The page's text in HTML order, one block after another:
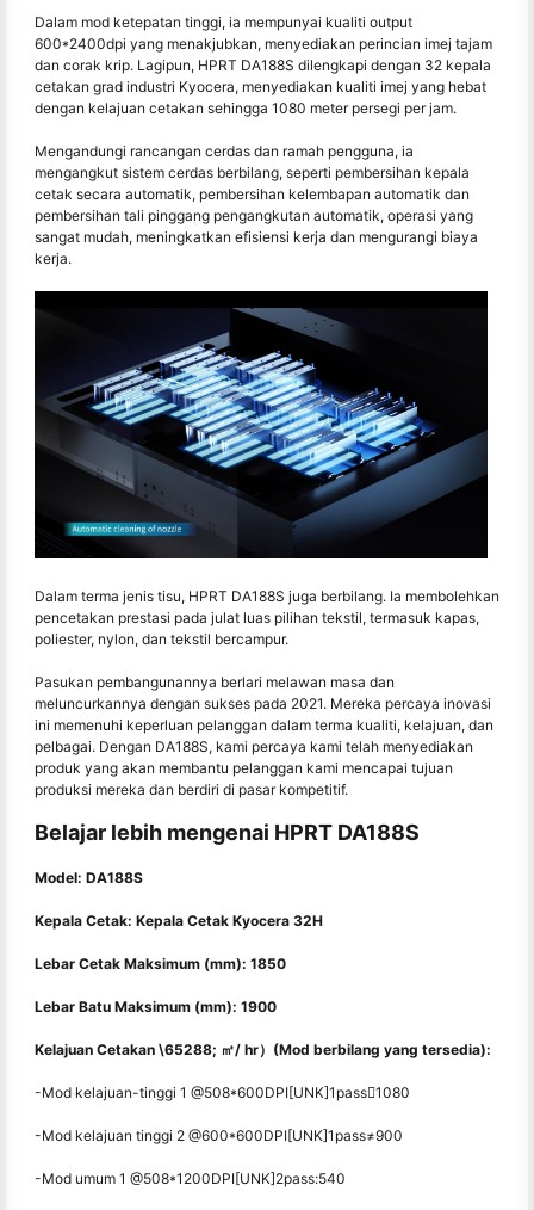
Dalam mod ketepatan tinggi, ia mempunyai kualiti output
600*2400dpi yang menakjubkan, menyediakan perincian imej tajam
dan corak krip. Lagipun, HPRT DA188S dilengkapi dengan 32 kepala
cetakan grad industri Kyocera, menyediakan kualiti imej yang hebat
dengan kelajuan cetakan sehingga 1080 meter persegi per jam.
Mengandungi rancangan cerdas dan ramah pengguna, ia
mengangkut sistem cerdas berbilang, seperti pembersihan kepala
cetak secara automatik, pembersihan kelembapan automatik dan
pembersihan tali pinggang pengangkutan automatik, operasi yang
sangat mudah, meningkatkan efisiensi kerja dan mengurangi biaya
kerja.
Dalam terma jenis tisu, HPRT DA188S juga berbilang. Ia membolehkan
pencetakan prestasi pada julat luas pilihan tekstil, termasuk kapas,
poliester, nylon, dan tekstil bercampur.
Pasukan pembangunannya berlari melawan masa dan
meluncurkannya dengan sukses pada 2021. Mereka percaya inovasi
ini memenuhi keperluan pelanggan dalam terma kualiti, kelajuan, dan
pelbagai. Dengan DA188S, kami percaya kami telah menyediakan
produk yang akan membantu pelanggan kami mencapai tujuan
produksi mereka dan berdiri di pasar kompetitif.
Belajar lebih mengenai HPRT DA188S
Model: DA188S
Kepala Cetak: Kepala Cetak Kyocera 32H
Lebar Cetak Maksimum (mm): 1850
Lebar Batu Maksimum (mm): 1900
Kelajuan Cetakan \65288; ㎡/ hr）(Mod berbilang yang tersedia):
-Mod kelajuan-tinggi 1 @508*600DPI[UNK]1pass1080
-Mod kelajuan tinggi 2 @600*600DPI[UNK]1pass≠900
-Mod umum 1 @508*1200DPI[UNK]2pass:540